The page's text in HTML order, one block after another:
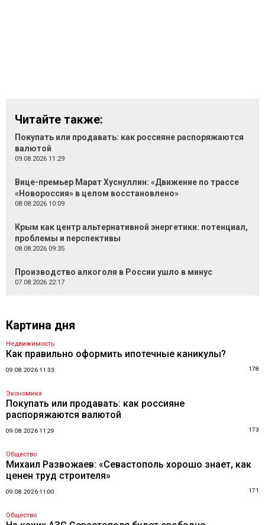
Читайте также:
Покупать или продавать: как россияне распоряжаются
валютой
09.08.2026 11:29
Вице-премьер Марат Хуснуллин: «Движение по трассе
«Новороссия» в целом восстановлено»
08.08.2026 10:09
Крым как центр альтернативной энергетики: потенциал,
проблемы и перспективы
08.08.2026 09:35
Производство алкоголя в России ушло в минус
07.08.2026 22:17
Картина дня
Недвижимость
Как правильно оформить ипотечные каникулы?
09.08.2026 11:33 178
Экономика
Покупать или продавать: как россияне
распоряжаются валютой
09.08.2026 11:29 173
Общество
Михаил Развожаев: «Севастополь хорошо знает, как
ценен труд строителя»
09.08.2026 11:00 171
Общество